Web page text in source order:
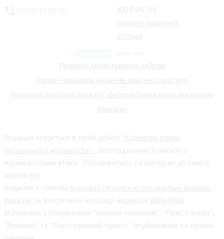
КОРИСНЕ
Новини компаній
Огляди
Правила користування сайтом
Умови і правила надання платного доступу
Рекламна політика проєкту «Інтерактивна мапа локальних
брендів»
Редакція керується в своїй роботі "Кодексом етики
українського журналіста" , затвердженим Комісією з
журналістської етики. Поскаржитись на матеріал до Комісії
можна тут
Видання є членом Асоціації Незалежні регіональні видавці
України та Всесвітньої асоціації видавців WAN-IFRA
Матеріали з позначками "Новини компаній", "Прес-служба",
"Реклама" та "Партнерський проєкт" опубліковані на правах